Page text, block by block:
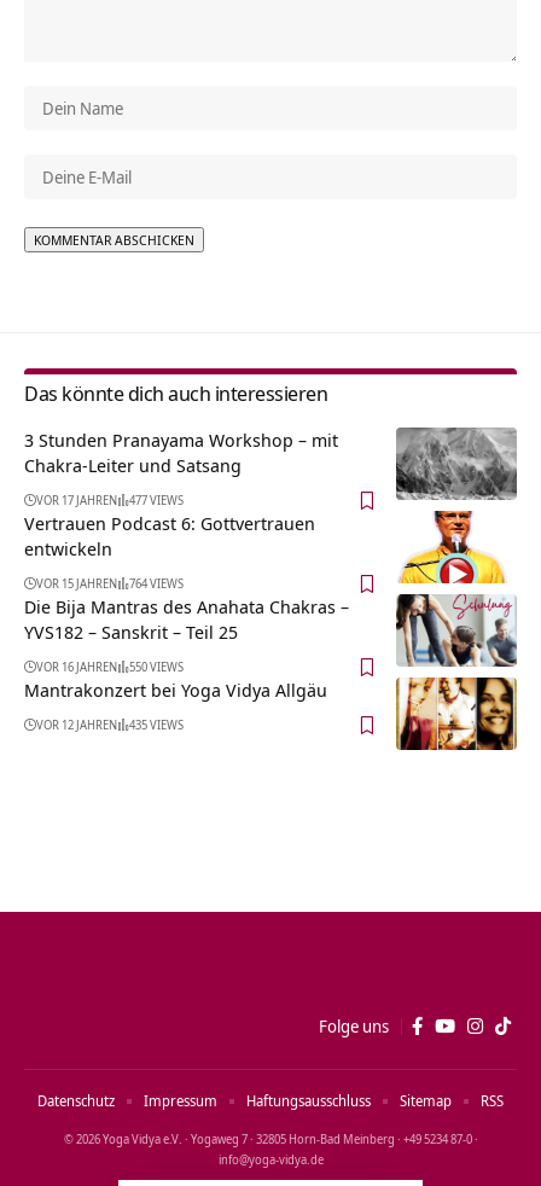
Das könnte dich auch interessieren
3 Stunden Pranayama Workshop – mit
Chakra-Leiter und Satsang
VOR 17 JAHREN 477 VIEWS
Vertrauen Podcast 6: Gottvertrauen
entwickeln
VOR 15 JAHREN 764 VIEWS
Die Bija Mantras des Anahata Chakras –
YVS182 – Sanskrit – Teil 25
VOR 16 JAHREN 550 VIEWS
Mantrakonzert bei Yoga Vidya Allgäu
VOR 12 JAHREN 435 VIEWS
Folge uns
© 2026 Yoga Vidya e.V. · Yogaweg 7 · 32805 Horn‑Bad Meinberg · +49 5234 87‑0 ·
info@yoga‑vidya.de
Datenschutz Impressum Haftungsausschluss Sitemap RSS